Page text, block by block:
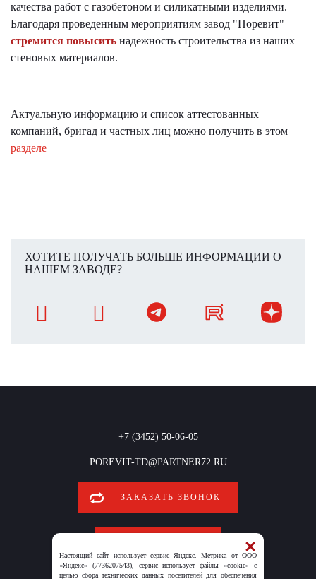
качества работ с газобетоном и силикатными изделиями.
Благодаря проведенным мероприятиям завод "Поревит"
стремится повысить надежность строительства из наших
стеновых материалов.
Актуальную информацию и список аттестованных
компаний, бригад и частных лиц можно получить в этом
разделе
ХОТИТЕ ПОЛУЧАТЬ БОЛЬШЕ ИНФОРМАЦИИ О
НАШЕМ ЗАВОДЕ?
+7 (3452) 50-06-05
POREVIT-TD@PARTNER72.RU
ЗАКАЗАТЬ ЗВОНОК
Настоящий сайт использует сервис Яндекс. Метрика от ООО
«Яндекс» (7736207543), сервис использует файлы «cookie» с
целью сбора технических данных посетителей для обеспечения